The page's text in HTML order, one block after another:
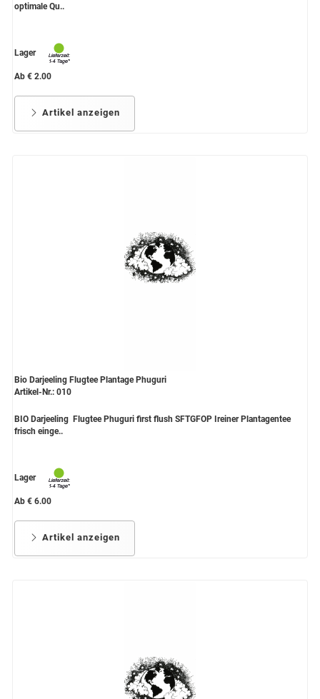
optimale Qu..
Lager
Ab € 2.00
Artikel anzeigen
Bio Darjeeling Flugtee Plantage Phuguri
Artikel-Nr.: 010
BIO Darjeeling Flugtee Phuguri first flush SFTGFOP Ireiner Plantagentee
frisch einge..
Lager
Ab € 6.00
Artikel anzeigen